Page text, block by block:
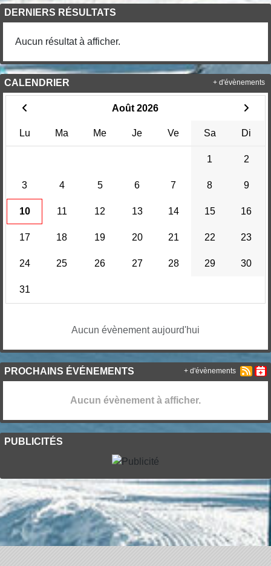
DERNIERS RÉSULTATS
Aucun résultat à afficher.
CALENDRIER
Août 2026
Lu Ma Me Je Ve Sa Di
1 2
3 4 5 6 7 8 9
10 11 12 13 14 15 16
17 18 19 20 21 22 23
24 25 26 27 28 29 30
31
Aucun évènement aujourd'hui
+ d'évènements
PROCHAINS ÉVÉNEMENTS
Aucun évènement à afficher.
+ d'évènements
PUBLICITÉS